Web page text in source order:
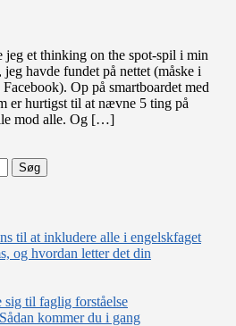
jeg et thinking on the spot-spil i min
havde fundet på nettet (måske i
Op på smartboardet med
er hurtigst til at nævne 5 ting på
mod alle. Og […]
til at inkludere alle i engelskfaget
og hvordan letter det din
sig til faglig forståelse
kommer du i gang